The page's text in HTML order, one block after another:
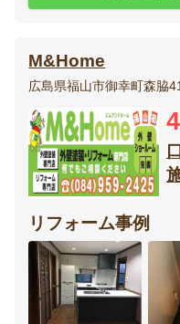
M&Home
広島県福山市御幸町森脇
リフォーム事例